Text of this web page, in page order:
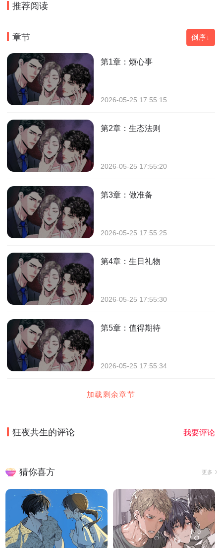
推荐阅读
章节 倒序↓
第1章：烦心事
2026-05-25 17:55:15
第2章：生态法则
2026-05-25 17:55:20
第3章：做准备
2026-05-25 17:55:25
第4章：生日礼物
2026-05-25 17:55:30
第5章：值得期待
2026-05-25 17:55:34
加载剩余章节
狂夜共生的评论 我要评论
猜你喜方 更多